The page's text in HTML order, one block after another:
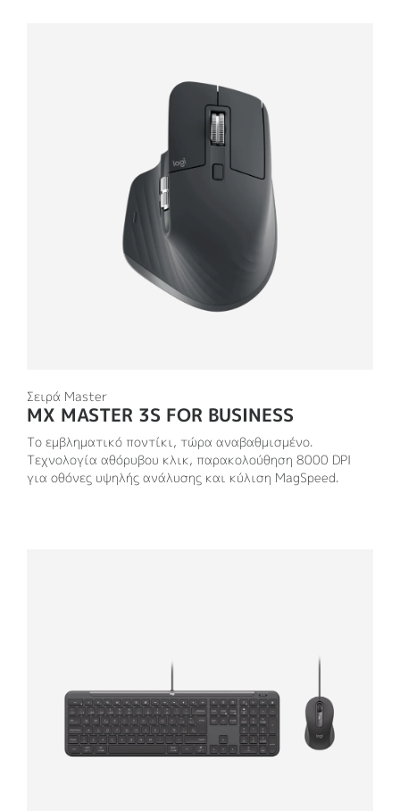
Σειρά Master
MX MASTER 3S FOR BUSINESS
Το εμβληματικό ποντίκι, τώρα αναβαθμισμένο.
Τεχνολογία αθόρυβου κλικ, παρακολούθηση 8000 DPI
για οθόνες υψηλής ανάλυσης και κύλιση MagSpeed.